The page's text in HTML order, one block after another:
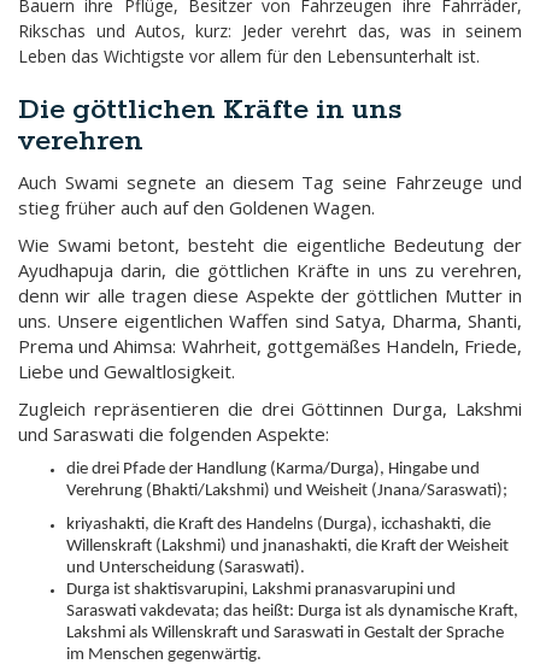
Bauern ihre Pflüge, Besitzer von Fahrzeugen ihre Fahrräder,
Rikschas und Autos, kurz: Jeder verehrt das, was in seinem
Leben das Wichtigste vor allem für den Lebensunterhalt ist.
Die göttlichen Kräfte in uns
verehren
Auch Swami segnete an diesem Tag seine Fahrzeuge und
stieg früher auch auf den Goldenen Wagen.
Wie Swami betont, besteht die eigentliche Bedeutung der
Ayudhapuja darin, die göttlichen Kräfte in uns zu verehren,
denn wir alle tragen diese Aspekte der göttlichen Mutter in
uns. Unsere eigentlichen Waffen sind Satya, Dharma, Shanti,
Prema und Ahimsa: Wahrheit, gottgemäßes Handeln, Friede,
Liebe und Gewaltlosigkeit.
Zugleich repräsentieren die drei Göttinnen Durga, Lakshmi
und Saraswati die folgenden Aspekte:
die drei Pfade der Handlung (Karma/Durga), Hingabe und
Verehrung (Bhakti/Lakshmi) und Weisheit (Jnana/Saraswati);
kriyashakti, die Kraft des Handelns (Durga), icchashakti, die
Willenskraft (Lakshmi) und jnanashakti, die Kraft der Weisheit
und Unterscheidung (Saraswati).
Durga ist shaktisvarupini, Lakshmi pranasvarupini und
Saraswati vakdevata; das heißt: Durga ist als dynamische Kraft,
Lakshmi als Willenskraft und Saraswati in Gestalt der Sprache
im Menschen gegenwärtig.